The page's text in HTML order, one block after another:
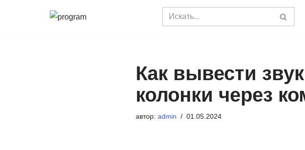
Как вывести
колонки через
автор: admin 01.05.2024